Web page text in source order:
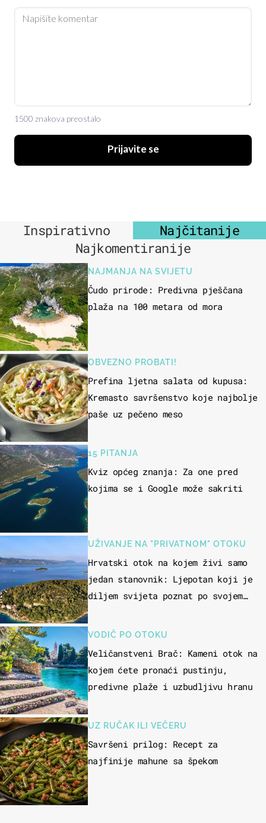
1500 znakova preostalo
Prijavite se
Inspirativno
Najčitanije
Najkomentiranije
NAJMANJA NA SVIJETU
Čudo prirode: Predivna pješčana
plaža na 100 metara od mora
OBVEZNO PROBATI!
Prefina ljetna salata od kupusa:
Kremasto savršenstvo koje najbolje
paše uz pečeno meso
15 PITANJA
Kviz općeg znanja: Za one pred
kojima se i Google može sakriti
UŽIVANJE NA "PRIVATNOM" OTOKU
Hrvatski otok na kojem živi samo
jedan stanovnik: Ljepotan koji je
diljem svijeta poznat po svojem
VODIČ PO OTOKU
Veličanstveni Brač: Kameni otok na
kojem ćete pronaći pustinju,
predivne plaže i uzbudljivu hranu
UZ RUČAK ILI VEČERU
Savršeni prilog: Recept za
najfinije mahune sa špekom